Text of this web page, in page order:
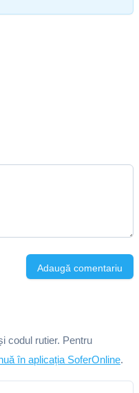
Adaugă comentariu
codul rutier. Pentru
în aplicația SoferOnline.